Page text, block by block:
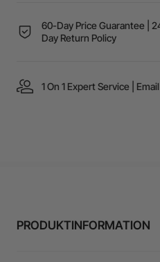
60-Day Price Guarantee |
Day Return Policy
1 On 1 Expert Service |
PRODUKTINFORMATION